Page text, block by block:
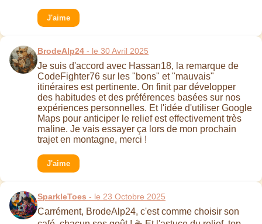
J'aime
BrodeAlp24 - le 30 Avril 2025
Je suis d'accord avec Hassan18, la remarque de
CodeFighter76 sur les "bons" et "mauvais"
itinéraires est pertinente. On finit par développer
des habitudes et des préférences basées sur nos
expériences personnelles. Et l'idée d'utiliser Google
Maps pour anticiper le relief est effectivement très
maline. Je vais essayer ça lors de mon prochain
trajet en montagne, merci !
J'aime
SparkleToes - le 23 Octobre 2025
Carrément, BrodeAlp24, c'est comme choisir son